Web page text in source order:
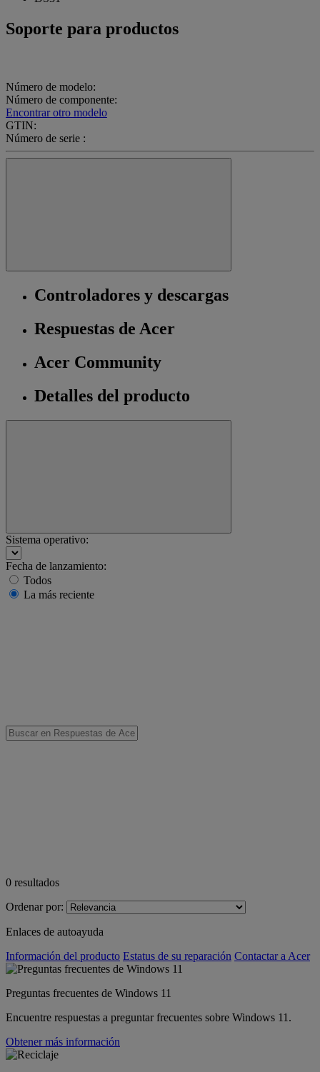
Soporte para productos
Número de modelo:
Número de componente:
Encontrar otro modelo
GTIN:
Número de serie :
Controladores y descargas
Respuestas de Acer
Acer Community
Detalles del producto
Sistema operativo:
Fecha de lanzamiento:
Todos
La más reciente
0 resultados
Ordenar por:
Enlaces de autoayuda
Información del producto Estatus de su reparación Contactar a Acer
Preguntas frecuentes de Windows 11
Encuentre respuestas a preguntar frecuentes sobre Windows 11.
Obtener más información